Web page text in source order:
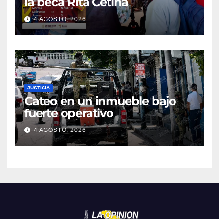
4 AGOSTO, 2026
JUSTICIA
Cateo en un inmueble bajo
fuerte operativo
4 AGOSTO, 2026